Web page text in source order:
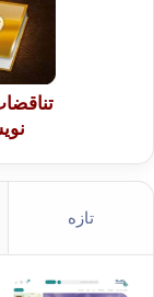
کاسیون ، الهه
سوریاش ، شیبک
و شعایر دینی
نام ( پادشاه
، آگوم دوم حاکم
شده است . و این
امروزه به قبیله
تازه